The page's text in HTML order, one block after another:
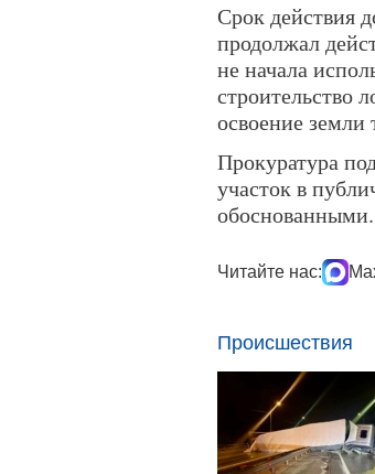
Срок действия
продолжал
не начала
строительство
освоение земли
Прокуратура
участок в
обоснованными.
Читайте нас:
Происшествия